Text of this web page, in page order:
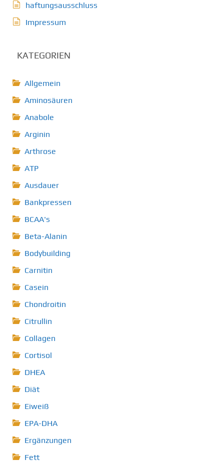
haftungsausschluss
Impressum
KATEGORIEN
Allgemein
Aminosäuren
Anabole
Arginin
Arthrose
ATP
Ausdauer
Bankpressen
BCAA's
Beta-Alanin
Bodybuilding
Carnitin
Casein
Chondroitin
Citrullin
Collagen
Cortisol
DHEA
Diät
Eiweiß
EPA-DHA
Ergänzungen
Fett